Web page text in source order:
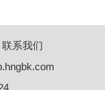
联系我们